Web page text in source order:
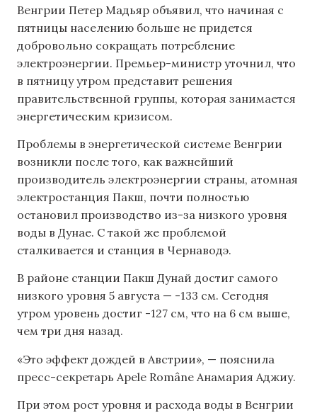
Венгрии Петер Мадьяр объявил, что начиная с
пятницы населению больше не придется
добровольно сокращать потребление
электроэнергии. Премьер-министр уточнил, что
в пятницу утром представит решения
правительственной группы, которая занимается
энергетическим кризисом.
Проблемы в энергетической системе Венгрии
возникли после того, как важнейший
производитель электроэнергии страны, атомная
электростанция Пакш, почти полностью
остановил производство из-за низкого уровня
воды в Дунае. С такой же проблемой
сталкивается и станция в Чернаводэ.
В районе станции Пакш Дунай достиг самого
низкого уровня 5 августа — -133 см. Сегодня
утром уровень достиг -127 см, что на 6 см выше,
чем три дня назад.
«Это эффект дождей в Австрии», — пояснила
пресс-секретарь Apele Române Анамария Аджиу.
При этом рост уровня и расхода воды в Венгрии